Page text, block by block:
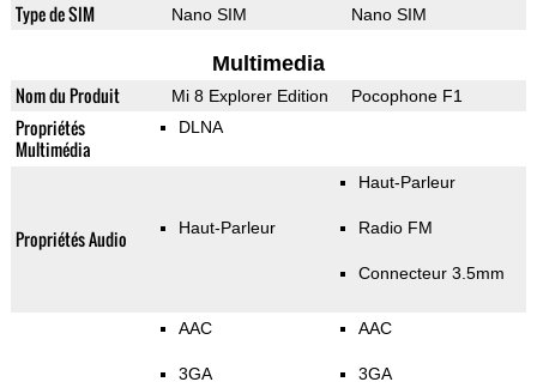
Type de SIM Nano SIM Nano SIM
Multimedia
Nom du Produit Mi 8 Explorer Edition Pocophone F1
Propriétés
Multimédia
DLNA
Propriétés Audio Haut-Parleur
Haut-Parleur
Radio FM
Connecteur 3.5mm
AAC
3GA
AAC
3GA